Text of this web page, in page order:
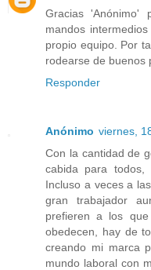
Gracias
mandos
propio equipo. Por
rodearse de buenos
Responder
Anónimo viernes,
Con la cantidad de
cabida para todos,
Incluso a veces a
gran trabajador
prefieren a los
obedecen, hay de
creando mi marca
mundo laboral con